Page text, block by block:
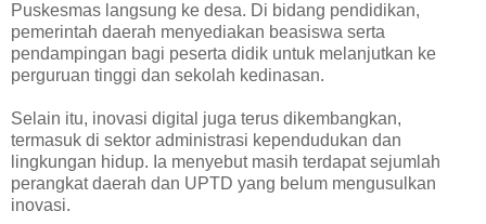
Puskesmas langsung ke desa. Di bidang pendidikan,
pemerintah daerah menyediakan beasiswa serta
pendampingan bagi peserta didik untuk melanjutkan ke
perguruan tinggi dan sekolah kedinasan.
Selain itu, inovasi digital juga terus dikembangkan,
termasuk di sektor administrasi kependudukan dan
lingkungan hidup. Ia menyebut masih terdapat sejumlah
perangkat daerah dan UPTD yang belum mengusulkan
inovasi.